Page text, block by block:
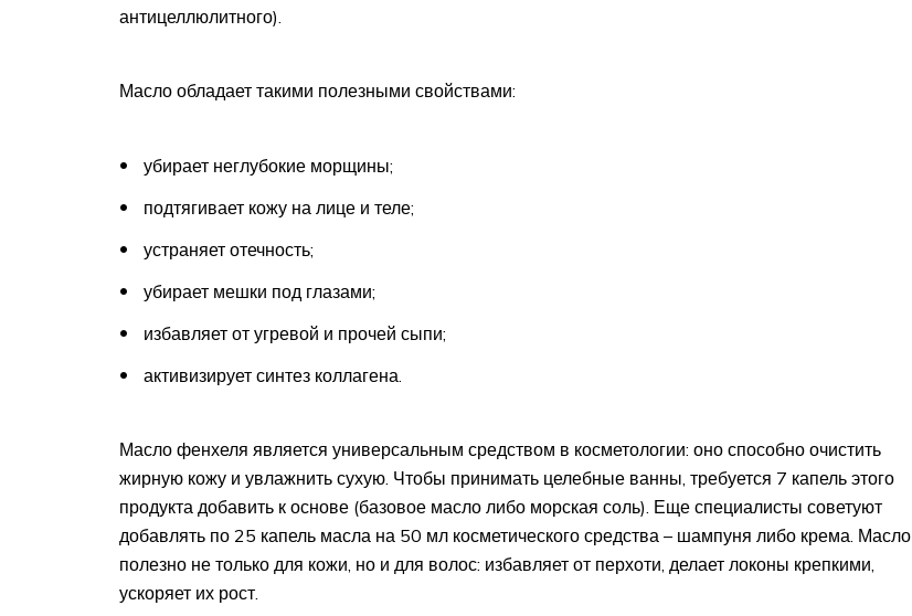
антицеллюлитного).
Масло обладает такими полезными свойствами:
убирает неглубокие морщины;
подтягивает кожу на лице и теле;
устраняет отечность;
убирает мешки под глазами;
избавляет от угревой и прочей сыпи;
активизирует синтез коллагена.
Масло фенхеля является универсальным средством в косметологии: оно способно очистить
жирную кожу и увлажнить сухую. Чтобы принимать целебные ванны, требуется 7 капель этого
продукта добавить к основе (базовое масло либо морская соль). Еще специалисты советуют
добавлять по 25 капель масла на 50 мл косметического средства – шампуня либо крема. Масло
полезно не только для кожи, но и для волос: избавляет от перхоти, делает локоны крепкими,
ускоряет их рост.